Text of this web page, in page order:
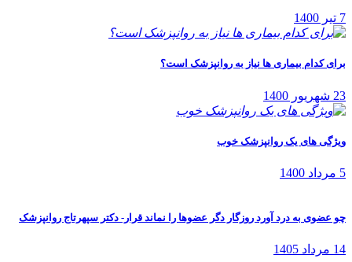
7 تیر 1400
برای کدام بیماری ها نیاز به روانپزشک است؟
23 شهریور 1400
ویژگی های یک روانپزشک خوب
5 مرداد 1400
چو عضوی به درد آورد روزگار دگر عضوها را نماند قرار- دکتر سپهرتاج روانپزشک
14 مرداد 1405